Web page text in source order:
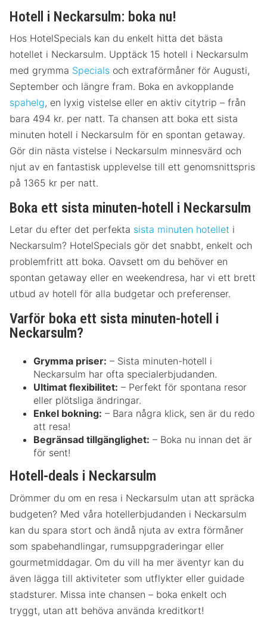
Hotell i Neckarsulm: boka nu!
Hos HotelSpecials kan du enkelt hitta det bästa
hotellet i Neckarsulm. Upptäck 15 hotell i Neckarsulm
med grymma Specials och extraförmåner för Augusti,
September och längre fram. Boka en avkopplande
spahelg, en lyxig vistelse eller en aktiv citytrip – från
bara 494 kr. per natt. Ta chansen att boka ett sista
minuten hotell i Neckarsulm för en spontan getaway.
Gör din nästa vistelse i Neckarsulm minnesvärd och
njut av en fantastisk upplevelse till ett genomsnittspris
på 1365 kr per natt.
Boka ett sista minuten-hotell i Neckarsulm
Letar du efter det perfekta sista minuten hotellet i
Neckarsulm? HotelSpecials gör det snabbt, enkelt och
problemfritt att boka. Oavsett om du behöver en
spontan getaway eller en weekendresa, har vi ett brett
utbud av hotell för alla budgetar och preferenser.
Varför boka ett sista minuten-hotell i
Neckarsulm?
Grymma priser: – Sista minuten-hotell i
Neckarsulm har ofta specialerbjudanden.
Ultimat flexibilitet: – Perfekt för spontana resor
eller plötsliga ändringar.
Enkel bokning: – Bara några klick, sen är du redo
att resa!
Begränsad tillgänglighet: – Boka nu innan det är
för sent!
Hotell-deals i Neckarsulm
Drömmer du om en resa i Neckarsulm utan att spräcka
budgeten? Med våra hotellerbjudanden i Neckarsulm
kan du spara stort och ändå njuta av extra förmåner
som spabehandlingar, rumsuppgraderingar eller
gourmetmiddagar. Om du vill ha mer äventyr kan du
även lägga till aktiviteter som utflykter eller guidade
stadsturer. Missa inte chansen – boka enkelt och
tryggt, utan att behöva använda kreditkort!